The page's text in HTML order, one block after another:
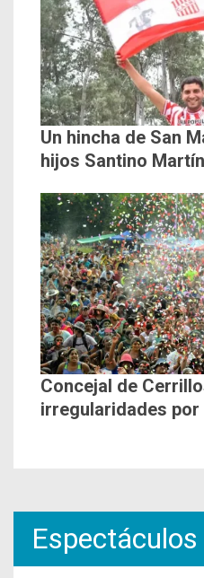
Un hincha de San
hijos Santino
Concejal de
irregularidades por
Espectáculos